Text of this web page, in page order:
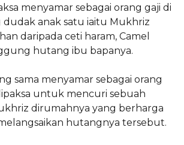
menyamar sebagai orang gaji di
dudak anak satu iaitu Mukhriz
daripada ceti haram, Camel
hutang ibu bapanya.
sama menyamar sebagai orang
untuk mencuri sebuah
dirumahnya yang berharga
hutangnya tersebut.